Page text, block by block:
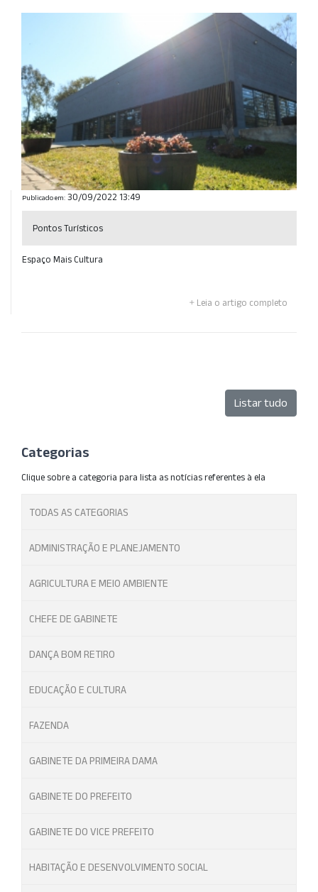
Publicado em: 30/09/2022 13:49
Pontos Turísticos
Espaço Mais Cultura
Leia o artigo completo
Listar tudo
Categorias
Clique sobre a categoria para lista as notícias referentes à ela
TODAS AS CATEGORIAS
ADMINISTRAÇÃO E PLANEJAMENTO
AGRICULTURA E MEIO AMBIENTE
CHEFE DE GABINETE
DANÇA BOM RETIRO
EDUCAÇÃO E CULTURA
FAZENDA
GABINETE DA PRIMEIRA DAMA
GABINETE DO PREFEITO
GABINETE DO VICE PREFEITO
HABITAÇÃO E DESENVOLVIMENTO SOCIAL